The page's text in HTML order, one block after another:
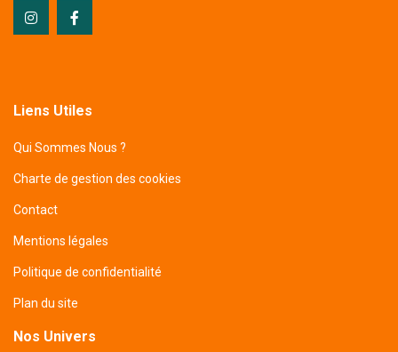
Liens Utiles
Qui Sommes Nous ?
Charte de gestion des cookies
Contact
Mentions légales
Politique de confidentialité
Plan du site
Nos Univers